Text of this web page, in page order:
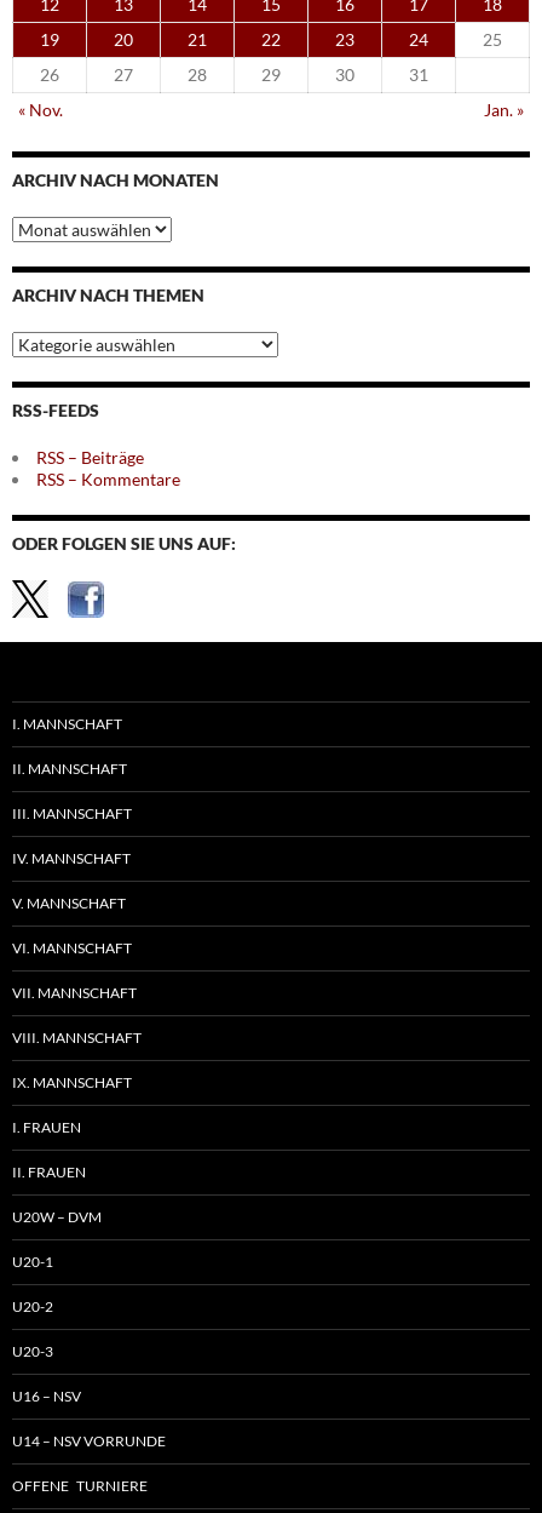
12
13 14 15 16 17
18
19
20 21 22 23 24
25
26
27 28 29 30
31
« Nov.
Jan. »
ARCHIV NACH MONATEN
Archiv
nach
Monaten
ARCHIV NACH THEMEN
Archiv
nach
Themen
RSS-FEEDS
RSS – Beiträge
RSS – Kommentare
ODER FOLGEN SIE UNS AUF:
I. MANNSCHAFT
II. MANNSCHAFT
III. MANNSCHAFT
IV. MANNSCHAFT
V. MANNSCHAFT
VI. MANNSCHAFT
VII. MANNSCHAFT
VIII. MANNSCHAFT
IX. MANNSCHAFT
I. FRAUEN
II. FRAUEN
U20W – DVM
U20-1
U20-2
U20-3
U16 – NSV
U14 – NSV VORRUNDE
OFFENE TURNIERE